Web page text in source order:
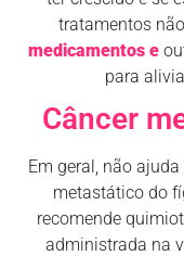
tratamentos
medicamentos e
para
Câncer
Em geral, não
metastático do
recomende
administrada na